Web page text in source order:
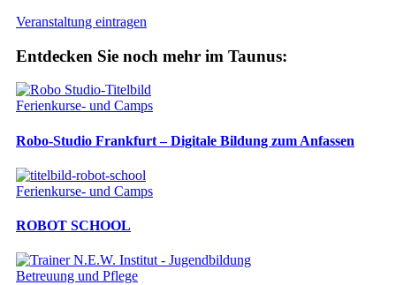
Veranstaltung eintragen
Entdecken Sie noch mehr im Taunus:
Ferienkurse- und Camps
Robo‑Studio Frankfurt – Digitale Bildung zum Anfassen
Ferienkurse- und Camps
ROBOT SCHOOL
Betreuung und Pflege